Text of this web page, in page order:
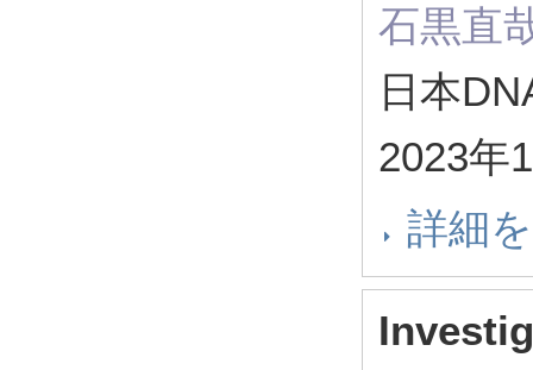
石黒直
日本
2023年
詳細